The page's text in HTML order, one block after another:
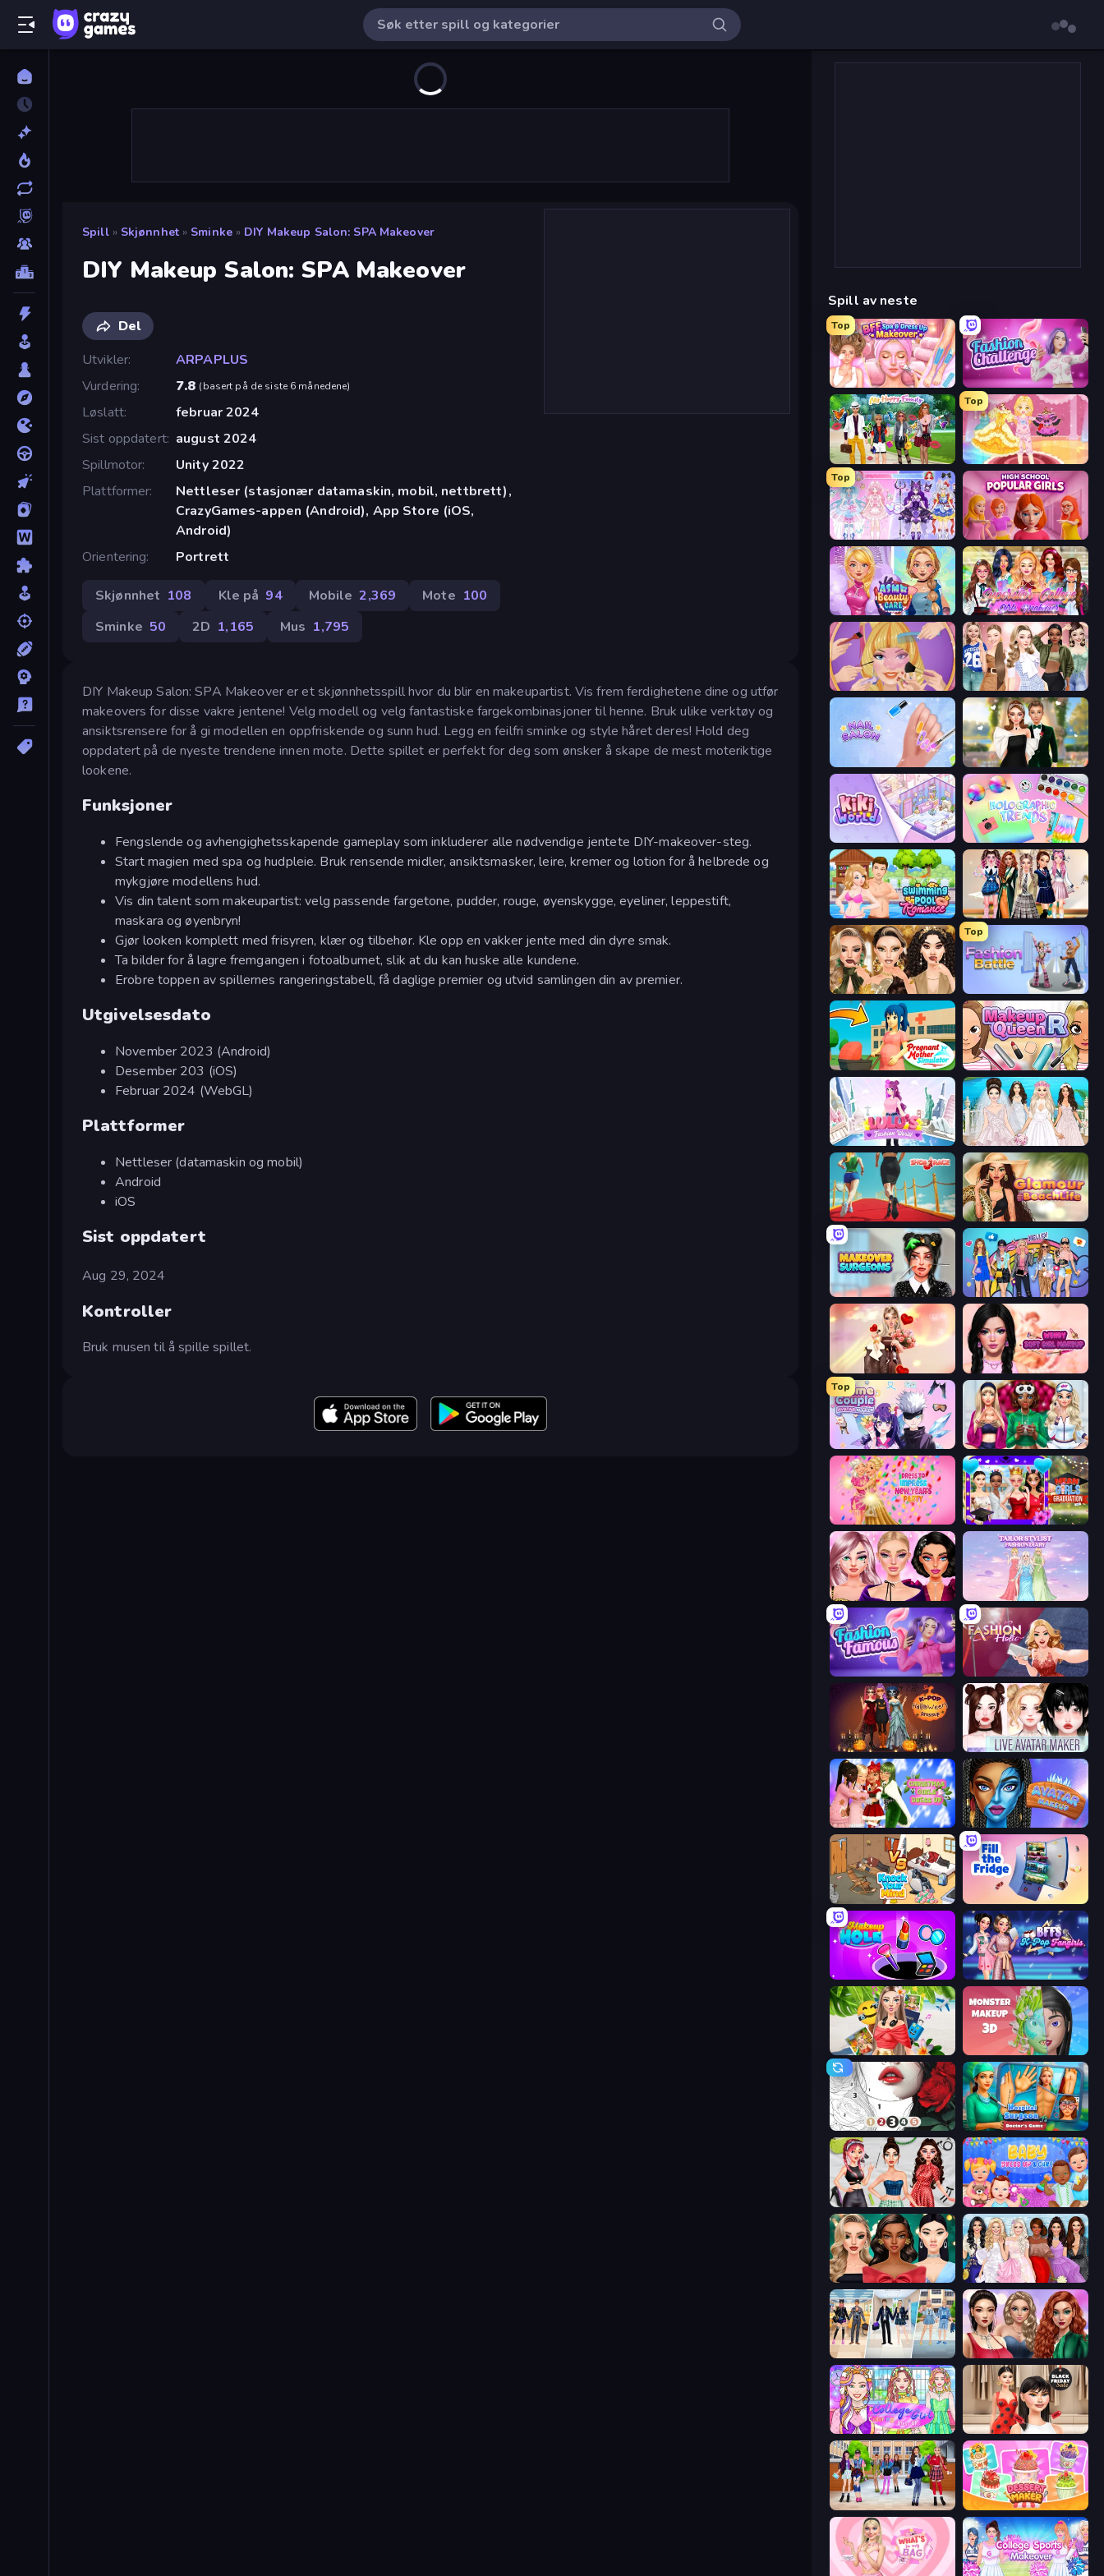
Spill » Skjønnhet » Sminke » DIY Makeup Salon: SPA Makeover
DIY Makeup Salon: SPA Makeover
Del
Utvikler
ARPAPLUS
Vurdering
7.8 (basert på de siste 6 månedene)
Løslatt
februar 2024
Sist oppdatert august 2024
Spillmotor
Unity 2022
Plattformer
Nettleser (stasjonær datamaskin, mobil, nettbrett),
CrazyGames-appen (Android), App Store (iOS,
Android)
Orientering
Portrett
Skjønnhet 108 Kle på 94 Mobile 2,369 Mote 100
Sminke 50 2D 1,165 Mus 1,795
DIY Makeup Salon: SPA Makeover er et skjønnhetsspill hvor du blir en makeupartist. Vis frem ferdighetene dine og utfør
makeovers for disse vakre jentene! Velg modell og velg fantastiske fargekombinasjoner til henne. Bruk ulike verktøy og
ansiktsrensere for å gi modellen en oppfriskende og sunn hud. Legg en feilfri sminke og style håret deres! Hold deg
oppdatert på de nyeste trendene innen mote. Dette spillet er perfekt for deg som ønsker å skape de mest moteriktige
lookene.
Funksjoner
Fengslende og avhengighetsskapende gameplay som inkluderer alle nødvendige jentete DIY-makeover-steg.
Start magien med spa og hudpleie. Bruk rensende midler, ansiktsmasker, leire, kremer og lotion for å helbrede og
mykgjøre modellens hud.
Vis din talent som makeupartist: velg passende fargetone, pudder, rouge, øyenskygge, eyeliner, leppestift,
maskara og øyenbryn!
Gjør looken komplett med frisyren, klær og tilbehør. Kle opp en vakker jente med din dyre smak.
Ta bilder for å lagre fremgangen i fotoalbumet, slik at du kan huske alle kundene.
Erobre toppen av spillernes rangeringstabell, få daglige premier og utvid samlingen din av premier.
Utgivelsesdato
November 2023 (Android)
Desember 203 (iOS)
Februar 2024 (WebGL)
Plattformer
Nettleser (datamaskin og mobil)
Android
iOS
Sist oppdatert
Aug 29, 2024
Kontroller
Bruk musen til å spille spillet.
Spill av neste
Top
BFF Makeover - Spa & Dress Up Fashion Challenge: Catwalk Run
Superstar Family Dress Up
Top
Royal Glow Princess Makeover
Top
Idol Livestream: Fashion Game
ASMR Beauty Care Superstar College Girls Makeover
Extreme Makeover Fashion Week 2025
Nail Salon Valentine's Day Proposal
KiKi World Holographic Trends
Swimming Pool Romance Back To School: Uniforms Edition
Autumn Glam Gala
Top
Fashion Battle
Pregnant Mother Simulator Make Up Queen R
Lulu's Fashion World Model Wedding
Shoe Race Glamour Beach Life
Makeover Surgeons College Girls Team Makeover
GRWM Date Night Wendy Soft Girl Makeup
Top
Anime Couple: Avatar Maker BFFs Luxury Loungewear
Dress To Impress: New Year's Party Mean Girls Graduation Day
New Year Makeup Trends Tailor Stylist: Fashion Diary
Fashion Famous Fashion Holic
Live Avatar Maker: Girls
Christmas Girls Dress Up Avatar Make Up
Knock Your Mind Fill The Fridge
Make Up Hole BFFs K-Pop Fangirls
Travel with Me: ASMR Edition Monster Makeup 3D
Numicolor Hospital Surgeon: Doctor's Game
Brat Girl Summer Baby Dress Up
New Year's Eve Makeup Model Dress Up Girl
College Girl & Boy Makeover Colored Denim Trends
College Girl Coloring Dress Up Shopaholic Black Friday
High School BFFs: Girls Team Dessert Maker